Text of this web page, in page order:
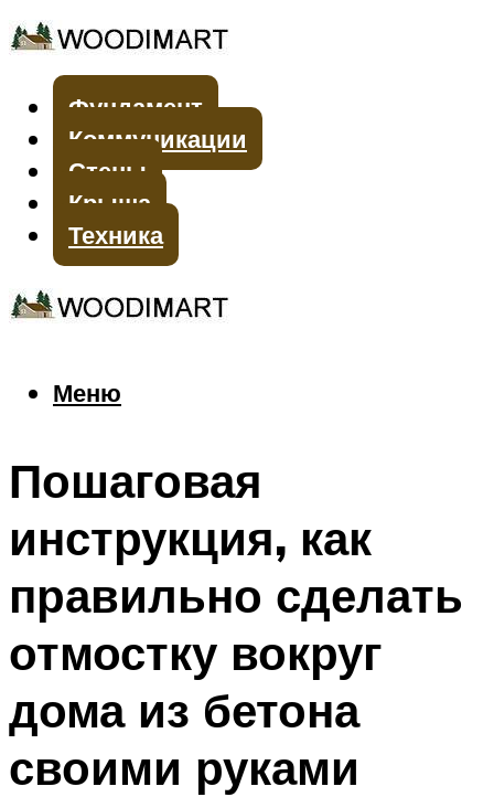
Фундамент
Коммуникации
Стены
Крыша
Техника
Меню
Меню
Пошаговая
инструкция, как
правильно сделать
отмостку вокруг
дома из бетона
своими руками